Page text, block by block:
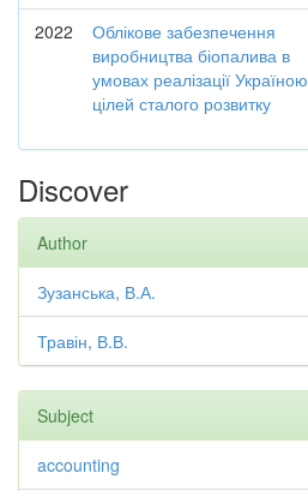
2022
Облікове забезпечення
виробництва біопалива в
умовах реалізації Україною
цілей сталого розвитку
Discover
Author
Зузанська, В.А.
Травін, В.В.
Subject
accounting